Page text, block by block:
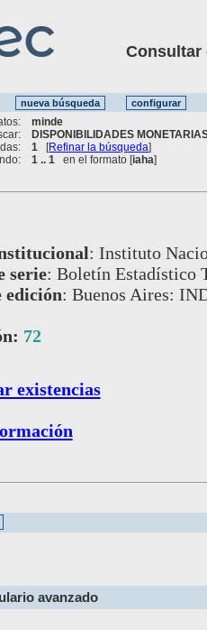
Consultar
minde
DISPONIBILIDADES
1 [Refinar la búsqueda]
1 .. 1 en el formato [iaha]
: Instituto
serie: Boletín Estadístico
edición: Buenos Aires:
72
existencias
avanzado